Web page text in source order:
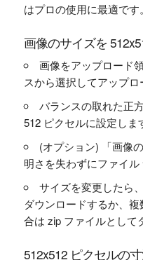
はプロの使用に最適です。
画像のサイズを
画像をアップロード
スから選択してアップロ
バランスの取れた正
512 ピクセルに設定しま
(オプション) 「画像
明さを失わずにファイル
サイズを変更したら
ダウンロードするか、
合は zip ファイルとして
512x512 ピクセルの